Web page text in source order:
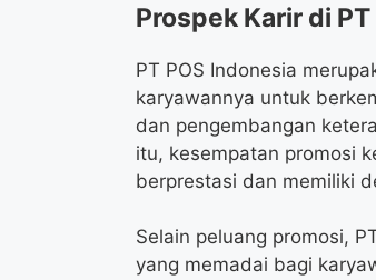
Prospek Karir di
PT POS Indonesia
karyawannya untuk
dan pengembangan
itu, kesempatan promosi
berprestasi dan memiliki
Selain peluang promosi,
yang memadai bagi